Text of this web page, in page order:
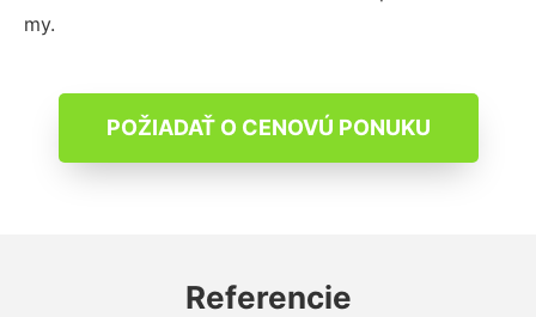
my.
POŽIADAŤ O CENOVÚ PONUKU
Referencie